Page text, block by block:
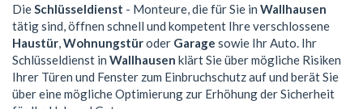
DieSchlüsseldienst - Monteure, die für Sie in Wallhausen
tätig sind, öffnen schnell und kompetent Ihre verschlossene
Haustür,Wohnungstüroder Garage sowie Ihr Auto. Ihr
Schlüsseldienst in Wallhausen klärt Sie über mögliche Risiken
Ihrer Türen und Fenster zum Einbruchschutz auf und berät Sie
über eine mögliche Optimierung zur Erhöhung der Sicherheit